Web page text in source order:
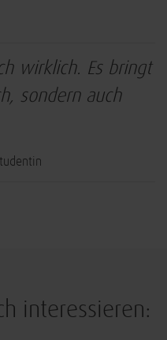
wirklich. Es bringt
sondern auch
interessieren: